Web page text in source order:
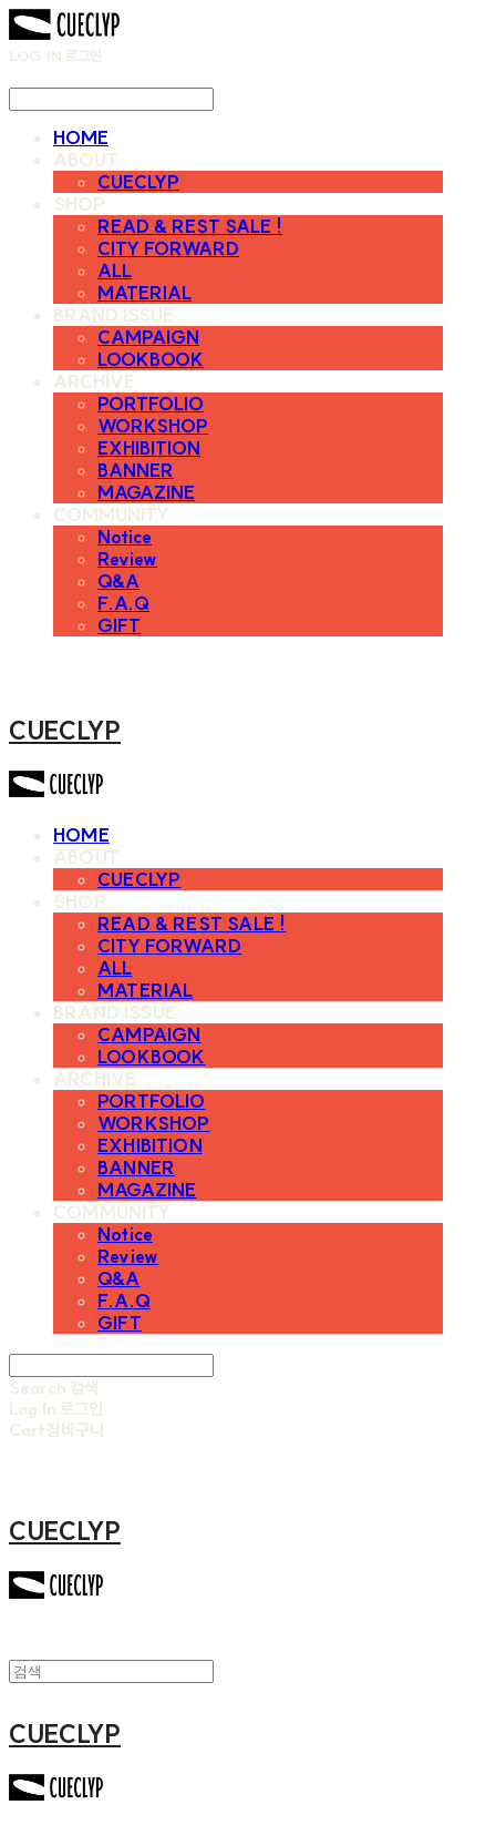
LOG IN 로그인
HOME
ABOUT
CUECLYP
SHOP
READ & REST SALE !
CITY FORWARD
ALL
MATERIAL
BRAND ISSUE
CAMPAIGN
LOOKBOOK
ARCHIVE
PORTFOLIO
WORKSHOP
EXHIBITION
BANNER
MAGAZINE
COMMUNITY
Notice
Review
Q&A
F.A.Q
GIFT
CUECLYP
HOME
ABOUT
CUECLYP
SHOP
READ & REST SALE !
CITY FORWARD
ALL
MATERIAL
BRAND ISSUE
CAMPAIGN
LOOKBOOK
ARCHIVE
PORTFOLIO
WORKSHOP
EXHIBITION
BANNER
MAGAZINE
COMMUNITY
Notice
Review
Q&A
F.A.Q
GIFT
Search 검색
Log In 로그인
Cart장바구니
CUECLYP
CUECLYP